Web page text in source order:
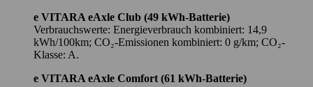
e VITARA eAxle Club (49 kWh-Batterie)
Verbrauchswerte: Energieverbrauch kombiniert: 14,9
kWh/100km; CO₂-Emissionen kombiniert: 0 g/km; CO₂-
Klasse: A.
e VITARA eAxle Comfort (61 kWh-Batterie)